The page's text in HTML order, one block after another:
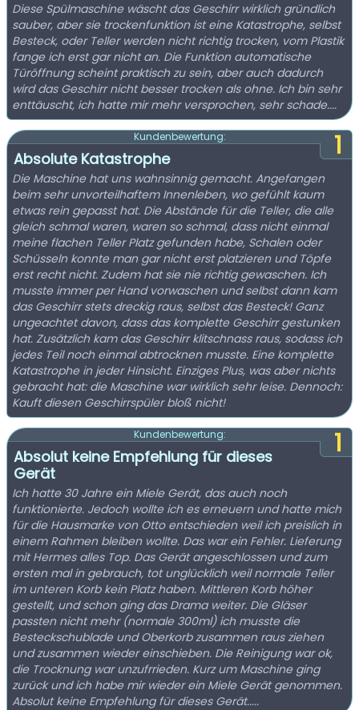
Diese Spülmaschine wäscht das Geschirr wirklich gründlich
sauber, aber sie trockenfunktion ist eine Katastrophe, selbst
Besteck, oder Teller werden nicht richtig trocken, vom Plastik
fange ich erst gar nicht an. Die Funktion automatische
Türöffnung scheint praktisch zu sein, aber auch dadurch
wird das Geschirr nicht besser trocken als ohne. Ich bin sehr
enttäuscht, ich hatte mir mehr versprochen, sehr schade....
1
Kundenbewertung:
Absolute Katastrophe
Die Maschine hat uns wahnsinnig gemacht. Angefangen
beim sehr unvorteilhaftem Innenleben, wo gefühlt kaum
etwas rein gepasst hat. Die Abstände für die Teller, die alle
gleich schmal waren, waren so schmal, dass nicht einmal
meine flachen Teller Platz gefunden habe, Schalen oder
Schüsseln konnte man gar nicht erst platzieren und Töpfe
erst recht nicht. Zudem hat sie nie richtig gewaschen. Ich
musste immer per Hand vorwaschen und selbst dann kam
das Geschirr stets dreckig raus, selbst das Besteck! Ganz
ungeachtet davon, dass das komplette Geschirr gestunken
hat. Zusätzlich kam das Geschirr klitschnass raus, sodass ich
jedes Teil noch einmal abtrocknen musste. Eine komplette
Katastrophe in jeder Hinsicht. Einziges Plus, was aber nichts
gebracht hat: die Maschine war wirklich sehr leise. Dennoch:
Kauft diesen Geschirrspüler bloß nicht!
1
Kundenbewertung:
Absolut keine Empfehlung für dieses
Gerät
Ich hatte 30 Jahre ein Miele Gerät, das auch noch
funktionierte. Jedoch wollte ich es erneuern und hatte mich
für die Hausmarke von Otto entschieden weil ich preislich in
einem Rahmen bleiben wollte. Das war ein Fehler. Lieferung
mit Hermes alles Top. Das Gerät angeschlossen und zum
ersten mal in gebrauch, tot unglücklich weil normale Teller
im unteren Korb kein Platz haben. Mittleren Korb höher
gestellt, und schon ging das Drama weiter. Die Gläser
passten nicht mehr (normale 300ml) ich musste die
Besteckschublade und Oberkorb zusammen raus ziehen
und zusammen wieder einschieben. Die Reinigung war ok,
die Trocknung war unzufrrieden. Kurz um Maschine ging
zurück und ich habe mir wieder ein Miele Gerät genommen.
Absolut keine Empfehlung für dieses Gerät.....